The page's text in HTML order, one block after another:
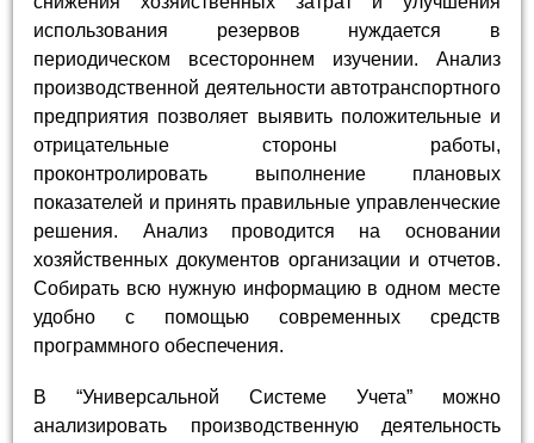
использования резервов нуждается в
периодическом всестороннем изучении. Анализ
производственной деятельности автотранспортного
предприятия позволяет выявить положительные и
отрицательные стороны работы,
проконтролировать выполнение плановых
показателей и принять правильные управленческие
решения. Анализ проводится на основании
хозяйственных документов организации и отчетов.
Собирать всю нужную информацию в одном месте
удобно с помощью современных средств
программного обеспечения.
В “Универсальной Системе Учета” можно
анализировать производственную деятельность